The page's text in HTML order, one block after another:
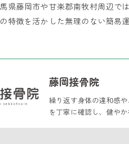
県藤岡市や甘楽郡南牧村周辺
特徴を活かした無理のない簡易
藤岡接骨院
繰り返す身体の違和感
を丁寧に確認し、健や